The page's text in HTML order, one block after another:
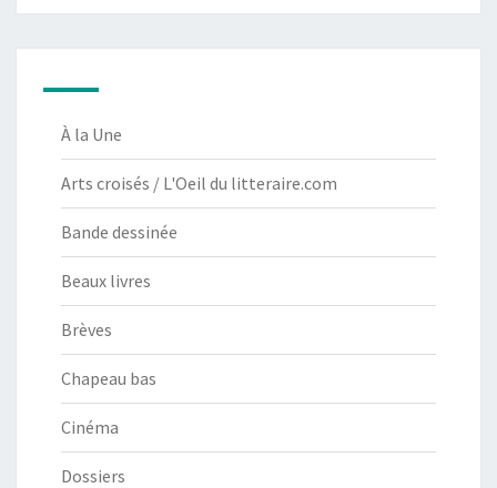
À la Une
Arts croisés / L'Oeil du litteraire.com
Bande dessinée
Beaux livres
Brèves
Chapeau bas
Cinéma
Dossiers